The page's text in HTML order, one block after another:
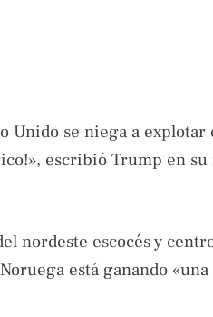
Unido se niega a
escribió Trump en
nordeste escocés y
está ganando